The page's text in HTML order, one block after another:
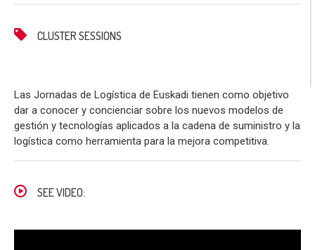
CLUSTER SESSIONS
Las Jornadas de Logística de Euskadi tienen como objetivo
dar a conocer y concienciar sobre los nuevos modelos de
gestión y tecnologías aplicados a la cadena de suministro y la
logística como herramienta para la mejora competitiva.
SEE VIDEO: